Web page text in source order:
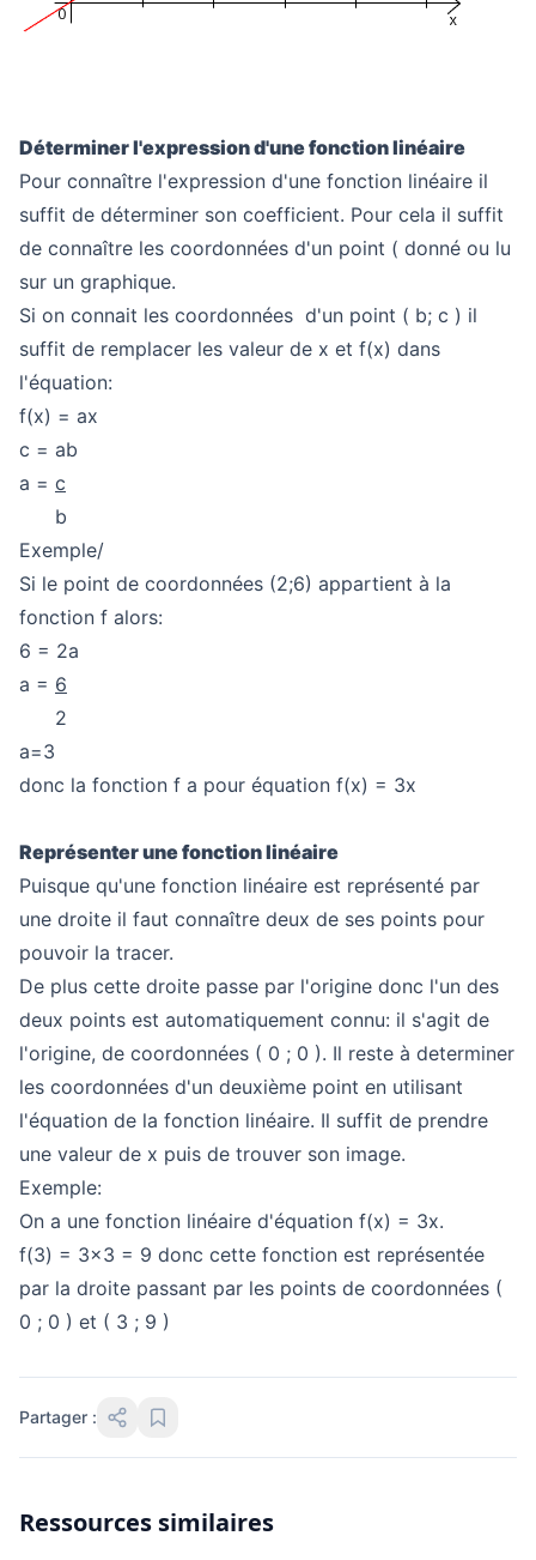
Déterminer l'expression d'une fonction linéaire
Pour connaître l'expression d'une fonction linéaire il
suffit de déterminer son coefficient. Pour cela il suffit
de connaître les coordonnées d'un point ( donné ou lu
sur un graphique.
Si on connait les coordonnées d'un point ( b; c ) il
suffit de remplacer les valeur de x et f(x) dans
l'équation:
f(x) = ax
c = ab
a = c
b
Exemple/
Si le point de coordonnées (2;6) appartient à la
fonction f alors:
6 = 2a
a = 6
2
a=3
donc la fonction f a pour équation f(x) = 3x
Représenter une fonction linéaire
Puisque qu'une fonction linéaire est représenté par
une droite il faut connaître deux de ses points pour
pouvoir la tracer.
De plus cette droite passe par l'origine donc l'un des
deux points est automatiquement connu: il s'agit de
l'origine, de coordonnées ( 0 ; 0 ). Il reste à determiner
les coordonnées d'un deuxième point en utilisant
l'équation de la fonction linéaire. Il suffit de prendre
une valeur de x puis de trouver son image.
Exemple:
On a une fonction linéaire d'équation f(x) = 3x.
f(3) = 3x3 = 9 donc cette fonction est représentée
par la droite passant par les points de coordonnées (
0 ; 0 ) et ( 3 ; 9 )
Partager :
Ressources similaires